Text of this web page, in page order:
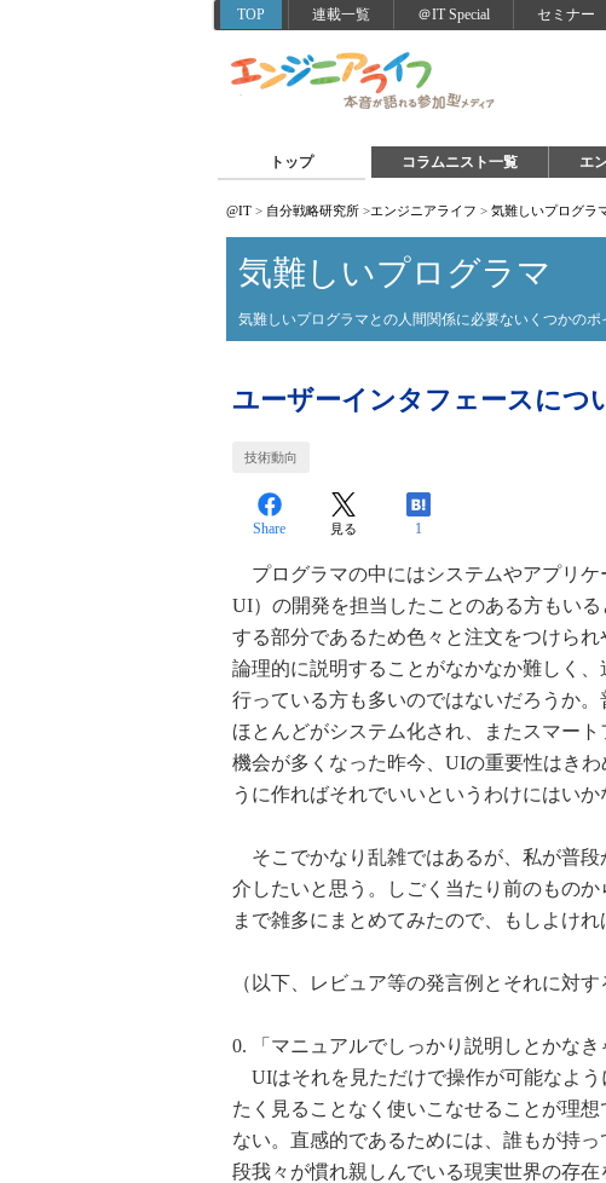
TOP 連載一覧 ＠IT Special セミナー
トップ コラムニスト一覧 エ
@IT > 自分戦略研究所 >エンジニアライフ > 気難しいプログラ
気難しいプログラマ
気難しいプログラマとの人間関係に必要ないくつかのポ
ユーザーインタフェースにつ
技術動向
Share 見る 1
プログラマの中にはシステムやアプリ
UI）の開発を担当したことのある方もい
する部分であるため色々と注文をつけら
論理的に説明することがなかなか難しく
行っている方も多いのではないだろうか
ほとんどがシステム化され、またスマー
機会が多くなった昨今、UIの重要性はき
うに作ればそれでいいというわけにはいか
そこでかなり乱雑ではあるが、私が普
介したいと思う。しごく当たり前のもの
まで雑多にまとめてみたので、もしよけれ
（以下、レビュア等の発言例とそれに対す
0. 「マニュアルでしっかり説明しとかなき
UIはそれを見ただけで操作が可能なよ
たく見ることなく使いこなせることが理
ない。直感的であるためには、誰もが持
段我々が慣れ親しんでいる現実世界の存